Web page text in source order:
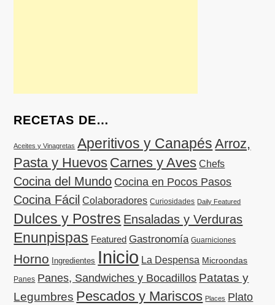
RECETAS DE…
Aceites y Vinagretas Aperitivos y Canapés Arroz,
Pasta y Huevos Carnes y Aves Chefs
Cocina del Mundo Cocina en Pocos Pasos
Cocina Fácil Colaboradores Curiosidades Daily Featured
Dulces y Postres Ensaladas y Verduras
Enunpispas Featured Gastronomía Guarniciones
Horno Ingredientes Inicio La Despensa Microondas
Panes Panes, Sandwiches y Bocadillos Patatas y
Legumbres Pescados y Mariscos Places Plato